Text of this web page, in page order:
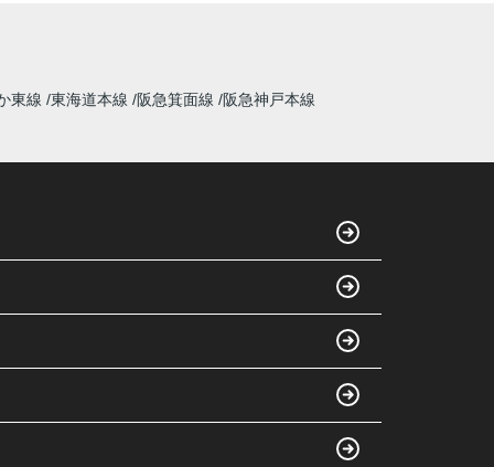
東線 東海道本線 阪急箕面線 阪急神戸本線